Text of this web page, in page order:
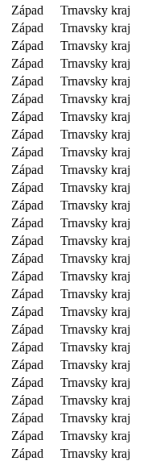
Západ
Trnavsky kraj
Západ
Trnavsky kraj
Západ
Trnavsky kraj
Západ
Trnavsky kraj
Západ
Trnavsky kraj
Západ
Trnavsky kraj
Západ
Trnavsky kraj
Západ
Trnavsky kraj
Západ
Trnavsky kraj
Západ
Trnavsky kraj
Západ
Trnavsky kraj
Západ
Trnavsky kraj
Západ
Trnavsky kraj
Západ
Trnavsky kraj
Západ
Trnavsky kraj
Západ
Trnavsky kraj
Západ
Trnavsky kraj
Západ
Trnavsky kraj
Západ
Trnavsky kraj
Západ
Trnavsky kraj
Západ
Trnavsky kraj
Západ
Trnavsky kraj
Západ
Trnavsky kraj
Západ
Trnavsky kraj
Západ
Trnavsky kraj
Západ
Trnavsky kraj